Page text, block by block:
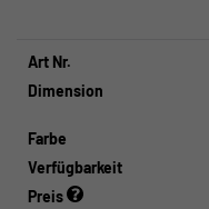
Art Nr.
Dimension
Farbe
Verfügbarkeit
Preis